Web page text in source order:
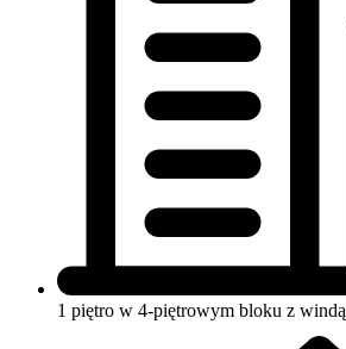
1 piętro w 4-piętrowym bloku z windą